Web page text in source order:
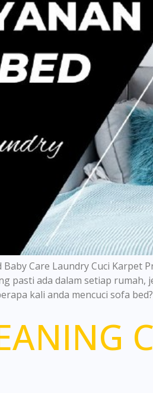
Care Laundry Cuci
pasti ada dalam setiap
kali anda mencuci sofa